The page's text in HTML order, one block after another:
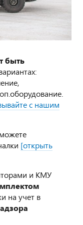
быть
с нашим
[открыть
и КМУ
на учет в